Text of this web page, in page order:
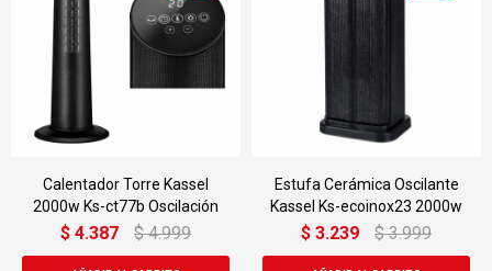
Calentador Torre Kassel
2000w Ks-ct77b Oscilación
$ 4.387 $ 4.999
Estufa Cerámica Oscilante
Kassel Ks-ecoinox23 2000w
$ 3.239 $ 3.999